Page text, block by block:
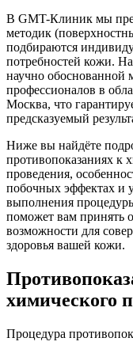
В GMT-Клиник мы
методик
подбираются
потребностей кожи.
научно
профессионалов в
Москва, что
предсказуемый
Ниже вы найдёте
противопоказаниях к
проведения,
побочных эффектах и
выполнения
поможет вам принять
возможности для
здоровья вашей кожи.
химического
Процедура